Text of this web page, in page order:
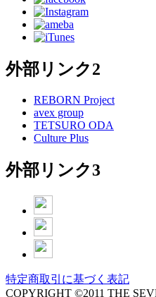
外部リンク2
REBORN Project
avex group
TETSURO ODA
Culture Plus
外部リンク3
特定商取引に基づく表記
COPYRIGHT ©2011 THE